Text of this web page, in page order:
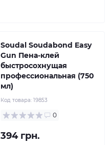
Soudal Soudabond Easy
Gun Пена-клей
быстросохнущая
профессиональная (750
мл)
Код товара: 19853
0
394 грн.